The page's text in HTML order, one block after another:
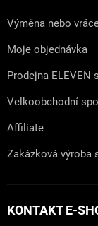
Výměna nebo
Moje objednávka
Prodejna ELEVEN
Velkoobchodní
Affiliate
Zakázková výroba
KONTAKT E-